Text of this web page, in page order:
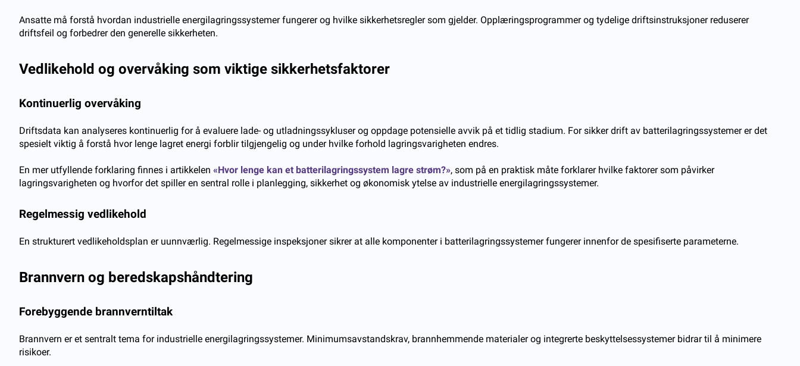
Ansatte må forstå hvordan industrielle energilagringssystemer fungerer og hvilke sikkerhetsregler som gjelder. Opplæringsprogrammer og tydelige driftsinstruksjoner reduserer
driftsfeil og forbedrer den generelle sikkerheten.
Vedlikehold og overvåking som viktige sikkerhetsfaktorer
Kontinuerlig overvåking
Driftsdata kan analyseres kontinuerlig for å evaluere lade- og utladningssykluser og oppdage potensielle avvik på et tidlig stadium. For sikker drift av batterilagringssystemer er det
spesielt viktig å forstå hvor lenge lagret energi forblir tilgjengelig og under hvilke forhold lagringsvarigheten endres.
En mer utfyllende forklaring finnes i artikkelen «Hvor lenge kan et batterilagringssystem lagre strøm?», som på en praktisk måte forklarer hvilke faktorer som påvirker
lagringsvarigheten og hvorfor det spiller en sentral rolle i planlegging, sikkerhet og økonomisk ytelse av industrielle energilagringssystemer.
Regelmessig vedlikehold
En strukturert vedlikeholdsplan er uunnværlig. Regelmessige inspeksjoner sikrer at alle komponenter i batterilagringssystemer fungerer innenfor de spesifiserte parameterne.
Brannvern og beredskapshåndtering
Forebyggende brannverntiltak
Brannvern er et sentralt tema for industrielle energilagringssystemer. Minimumsavstandskrav, brannhemmende materialer og integrerte beskyttelsessystemer bidrar til å minimere
risikoer.